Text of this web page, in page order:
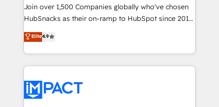
people, exciting ideas and can-do mentality, we
ensure revenue growth on a daily basis. So tell us
team of 100+ experts is ready for you! Driving digital
growth | www.brightdigital.com
Join over 1,500 Companies globally who've chosen
HubSnacks as their on-ramp to HubSpot since 2014
Simple pay-as-you-go plans that accelerate value...
1️⃣ Set Up | Onboarding New or Check-fixing existing
HubSpot portals 2️⃣ Scale Up | 100% HubSpot Task
Execution... Global 24/7 ... All Experts 3️⃣ Integrate |
Slash months from your API Integration project... ⬅️
Click "Contact Business" ⬅️ to access 150+ Kickstart
Elite4.9